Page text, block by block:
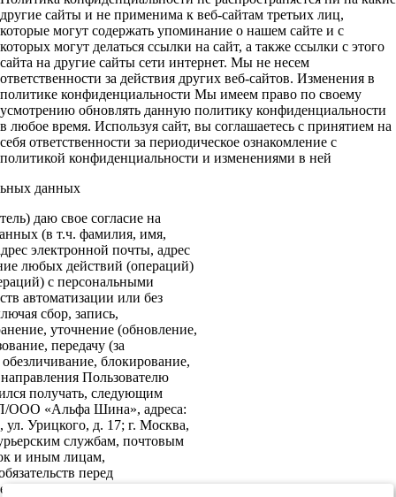
другие сайты и не применима к веб-сайтам третьих лиц,
которые могут содержать упоминание о нашем сайте и с
которых могут делаться ссылки на сайт, а также ссылки с этого
сайта на другие сайты сети интернет. Мы не несем
ответственности за действия других веб-сайтов. Изменения в
политике конфиденциальности Мы имеем право по своему
усмотрению обновлять данную политику конфиденциальности
в любое время. Используя сайт, вы соглашаетесь с принятием на
себя ответственности за периодическое ознакомление с
политикой конфиденциальности и изменениями в ней
данных
даю свое согласие на
(в т.ч. фамилия, имя,
электронной почты, адрес
любых действий (операций)
с персональными
автоматизации или без
сбор, запись,
уточнение (обновление,
передачу (за
блокирование,
Пользователю
получать, следующим
ООО «Альфа Шина», адреса:
Урицкого, д. 17; г. Москва,
службам, почтовым
и иным лицам,
перед
на передачу в